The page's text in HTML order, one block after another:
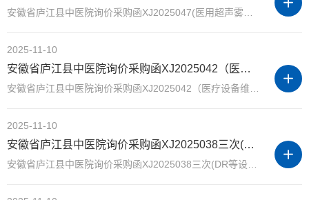
安徽省庐江县中医院询价采购函XJ2025047(医用超声雾化器） 尊敬的供应商： 我院拟对“医用超声雾化器”进行询价采购，有关情况说明如下： 一：资格要求： 1.满足《中华人民共和国政府采购法》第二十...
2025-11-10
安徽省庐江县中医院询价采购函XJ2025042（医疗设备维修）
安徽省庐江县中医院询价采购函XJ2025042（医疗设备维修） 尊敬的供应商： 我院拟对“医疗设备维修”项目进行市场询价，有关情况说明如下： 一、主要事项： 1、被询价的供应商就以下询价要求，在2025...
2025-11-10
安徽省庐江县中医院询价采购函XJ2025038三次(DR等设备维保）
安徽省庐江县中医院询价采购函XJ2025038三次(DR等设备维保） 尊敬的供应商： 我院拟对“DR等设备维保”进行三次采购，有关情况说明如下： 一、资格要求： 1、满足《中华人民共和国政府采购法》第二十...